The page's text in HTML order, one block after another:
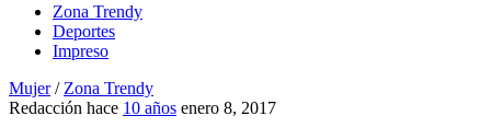
Zona Trendy
Deportes
Impreso
Mujer/Zona Trendy
Redacción hace 10 años enero 8, 2017